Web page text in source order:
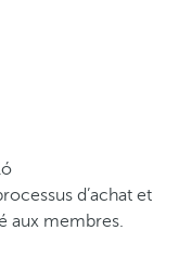
d’achat et
aux membres.